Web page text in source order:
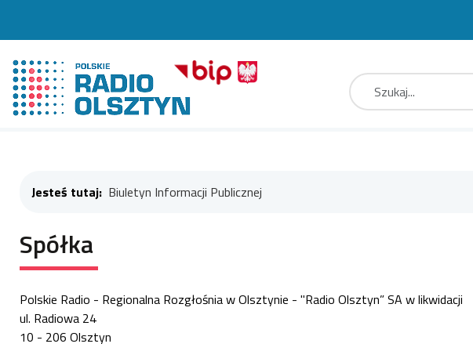
Jesteś tutaj: Biuletyn Informacji Publicznej
Spółka
Polskie Radio - Regionalna Rozgłośnia w Olsztynie - "Radio Olsztyn” SA w likwidacji
ul. Radiowa 24
10 - 206 Olsztyn